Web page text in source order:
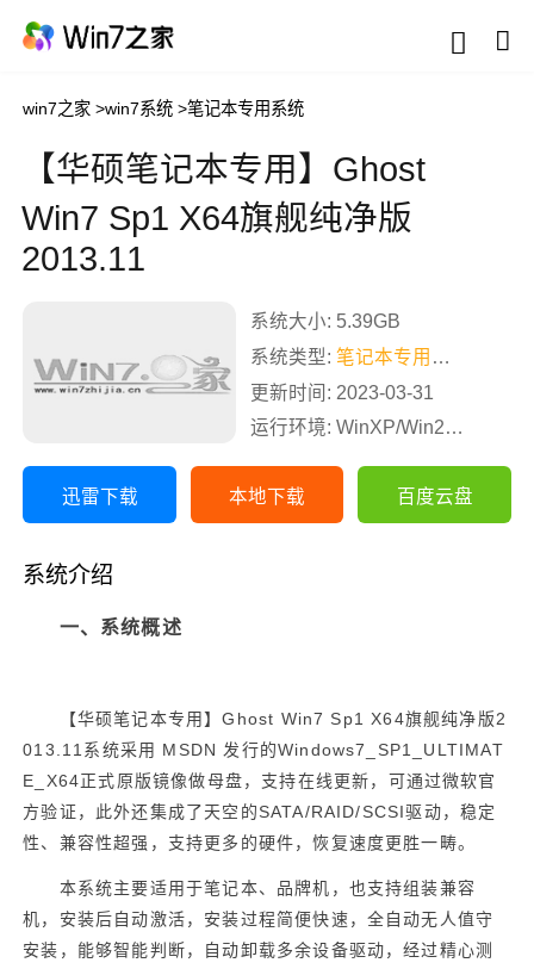
win7之家 >win7系统 >笔记本专用系统
【华硕笔记本专用】Ghost
Win7 Sp1 X64旗舰纯净版
2013.11
系统大小: 5.39GB
系统类型:笔记本专用系统
更新时间: 2023-03-31
运行环境: WinXP/Win2003/Win2000/Vista/Win7/Win8
迅雷下载 本地下载 百度云盘
系统介绍
一、系统概述
【华硕笔记本专用】Ghost Win7 Sp1 X64旗舰纯净版2
013.11 系统采用 MSDN 发行的Windows7_SP1_ULTIMAT
E_X64正式原版镜像做母盘，支持在线更新，可通过微软官
方验证，此外还集成了天空的SATA/RAID/SCSI驱动，稳定
性、兼容性超强，支持更多的硬件，恢复速度更胜一畴。
本系统主要适用于笔记本、品牌机，也支持组装兼容
机，安装后自动激活，安装过程简便快速，全自动无人值守
安装，能够智能判断，自动卸载多余设备驱动，经过精心测